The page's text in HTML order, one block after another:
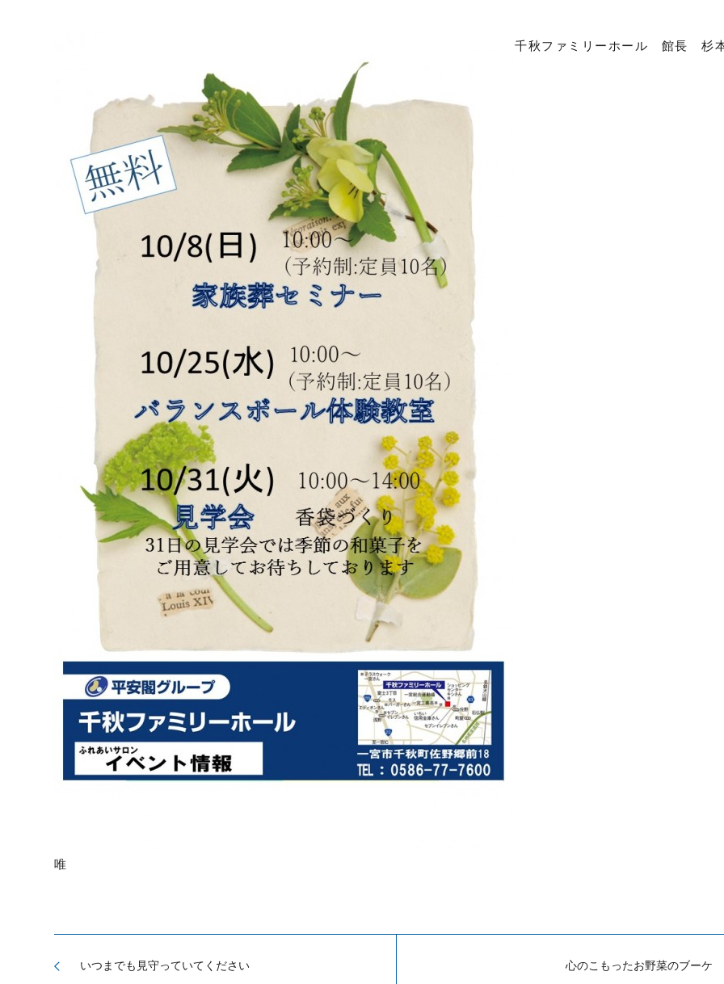
千秋ファミリーホール 館長 杉
唯
arrow_back_ios いつまでも見守っていてください 心のこもったお野菜のブーケ